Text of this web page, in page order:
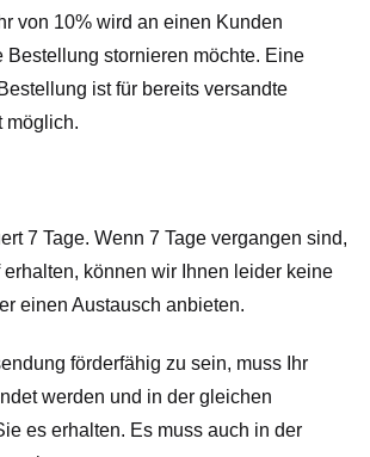
von 10% wird an einen Kunden
Bestellung stornieren möchte. Eine
ist für bereits versandte
möglich.
7 Tage. Wenn 7 Tage vergangen sind,
können wir Ihnen leider keine
einen Austausch anbieten.
förderfähig zu sein, muss Ihr
werden und in der gleichen
es erhalten. Es muss auch in der